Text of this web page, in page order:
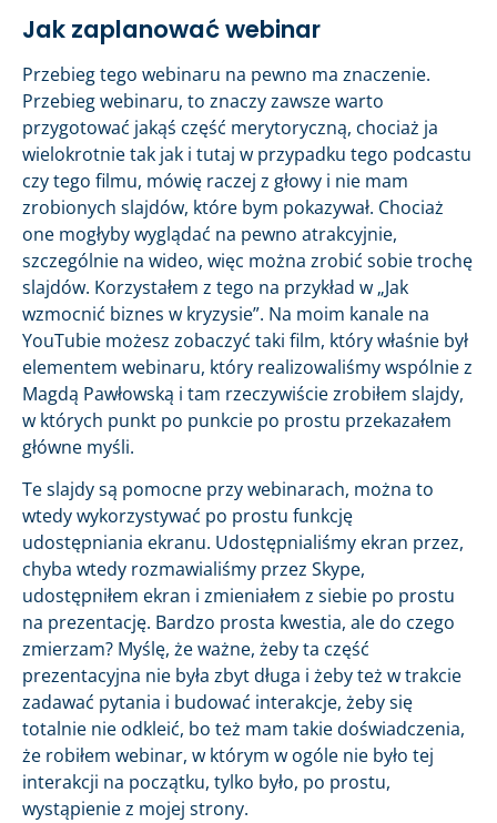
Jak zaplanować webinar
Przebieg tego webinaru na pewno ma znaczenie.
Przebieg webinaru, to znaczy zawsze warto
przygotować jakąś część merytoryczną, chociaż ja
wielokrotnie tak jak i tutaj w przypadku tego podcastu
czy tego filmu, mówię raczej z głowy i nie mam
zrobionych slajdów, które bym pokazywał. Chociaż
one mogłyby wyglądać na pewno atrakcyjnie,
szczególnie na wideo, więc można zrobić sobie trochę
slajdów. Korzystałem z tego na przykład w „Jak
wzmocnić biznes w kryzysie”. Na moim kanale na
YouTubie możesz zobaczyć taki film, który właśnie był
elementem webinaru, który realizowaliśmy wspólnie z
Magdą Pawłowską i tam rzeczywiście zrobiłem slajdy,
w których punkt po punkcie po prostu przekazałem
główne myśli.
Te slajdy są pomocne przy webinarach, można to
wtedy wykorzystywać po prostu funkcję
udostępniania ekranu. Udostępnialiśmy ekran przez,
chyba wtedy rozmawialiśmy przez Skype,
udostępniłem ekran i zmieniałem z siebie po prostu
na prezentację. Bardzo prosta kwestia, ale do czego
zmierzam? Myślę, że ważne, żeby ta część
prezentacyjna nie była zbyt długa i żeby też w trakcie
zadawać pytania i budować interakcje, żeby się
totalnie nie odkleić, bo też mam takie doświadczenia,
że robiłem webinar, w którym w ogóle nie było tej
interakcji na początku, tylko było, po prostu,
wystąpienie z mojej strony.